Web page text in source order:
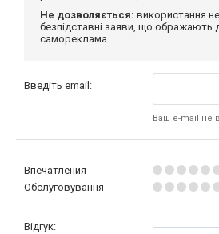
Не дозволяється: використання
безпідставні заяви, що ображають
самореклама.
Введіть email:
Ваш e-mail не
Впечатления
Обслуговування
Відгук: